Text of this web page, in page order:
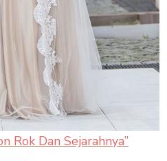
Rok Dan Sejarahnya”